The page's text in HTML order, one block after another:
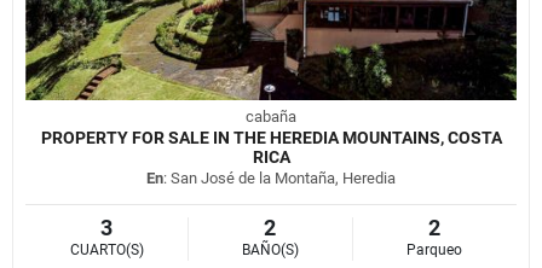
cabaña
PROPERTY FOR SALE IN THE HEREDIA MOUNTAINS, COSTA
RICA
En: San José de la Montaña, Heredia
3
CUARTO(S)
2
BAÑO(S)
2
Parqueo